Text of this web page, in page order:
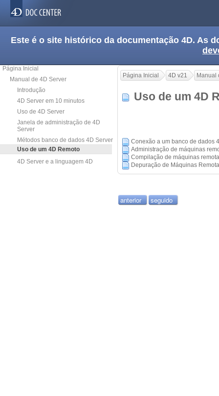
Este é o site histórico da documentação 4D. As
Página Inicial
Manual de 4D Server
Introdução
4D Server em 10 minutos
Uso de 4D Server
Janela de administração de 4D
Server
Métodos banco de dados 4D Server
Uso de um 4D Remoto
4D Server e a linguagem 4D
Página Inicial 4D v21 Manual
Uso de um 4D
Conexão a um banco de dados
Administração de máquinas
Compilação de máquinas
Depuração de Máquinas
anterior seguido